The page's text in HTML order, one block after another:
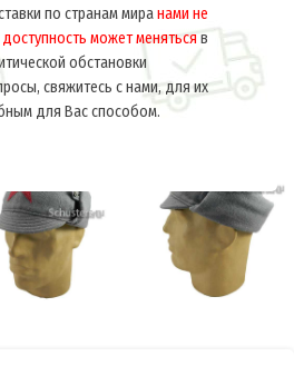
по странам миранами не
доступность может меняться в
обстановки
свяжитесь с нами, для их
для Вас способом.